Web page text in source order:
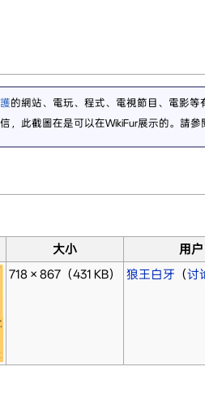
的網站、電玩、程式、電視節目、電影等
，此截圖在是可以在WikiFur展示的。請參
大小 用户
718 × 867（431 KB） 狼王白牙 （讨